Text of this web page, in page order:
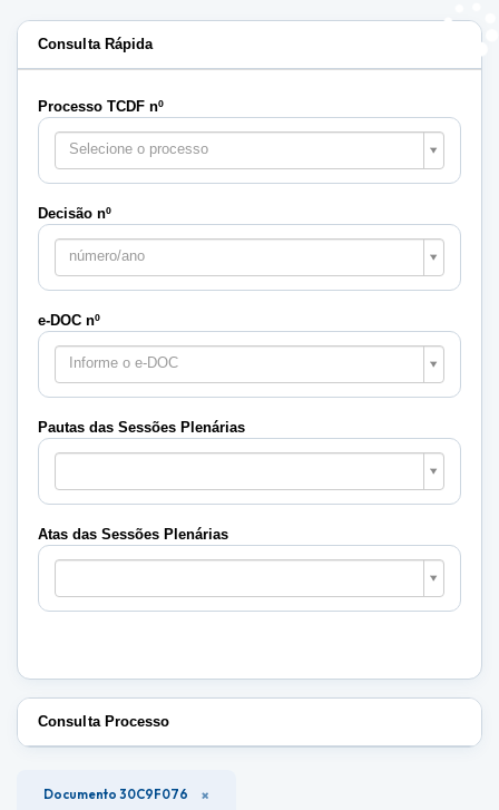
Consulta Rápida
Processo TCDF nº
Selecione o processo
Decisão nº
número/ano
e-DOC nº
Informe o e-DOC
Pautas das Sessões Plenárias
Pautas
Sessões
Plenárias
Atas das Sessões Plenárias
Atas
Sessões
Plenárias
Consulta Processo
Documento 30C9F076